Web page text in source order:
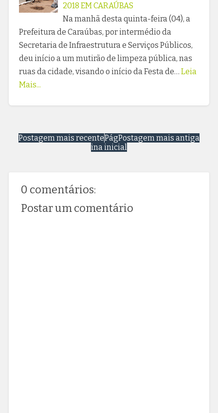
2018 EM CARAÚBAS
Na manhã desta quinta-feira (04), a
Prefeitura de Caraúbas, por intermédio da
Secretaria de Infraestrutura e Serviços Públicos,
deu início a um mutirão de limpeza pública, nas
ruas da cidade, visando o início da Festa de… Leia
Mais...
Postagem mais recente Postagem mais antiga
Pág
ina inicial
0 comentários:
Postar um comentário